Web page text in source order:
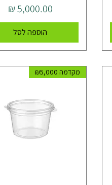
מחיר
הוספה לסל
מקדמה ₪5,000